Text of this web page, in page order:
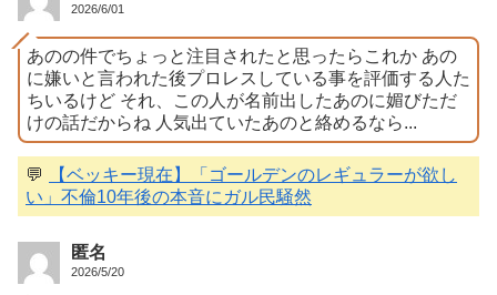
2026/6/01
あのの件でちょっと注目されたと思ったらこれか あの
に嫌いと言われた後プロレスしている事を評価する人た
ちいるけど それ、この人が名前出したあのに媚びただ
けの話だからね 人気出ていたあのと絡めるなら...
💬
【ベッキー現在】「ゴールデンのレギュラーが欲し
い」不倫10年後の本音にガル民騒然
匿名
2026/5/20